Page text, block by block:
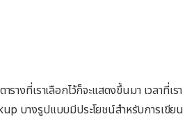
รางที่เราเลือกไว้ก็จะแสดงขึ้นมา เวลาที่เรา
บางรูปแบบมีประโยชน์สำหรับการเขียน